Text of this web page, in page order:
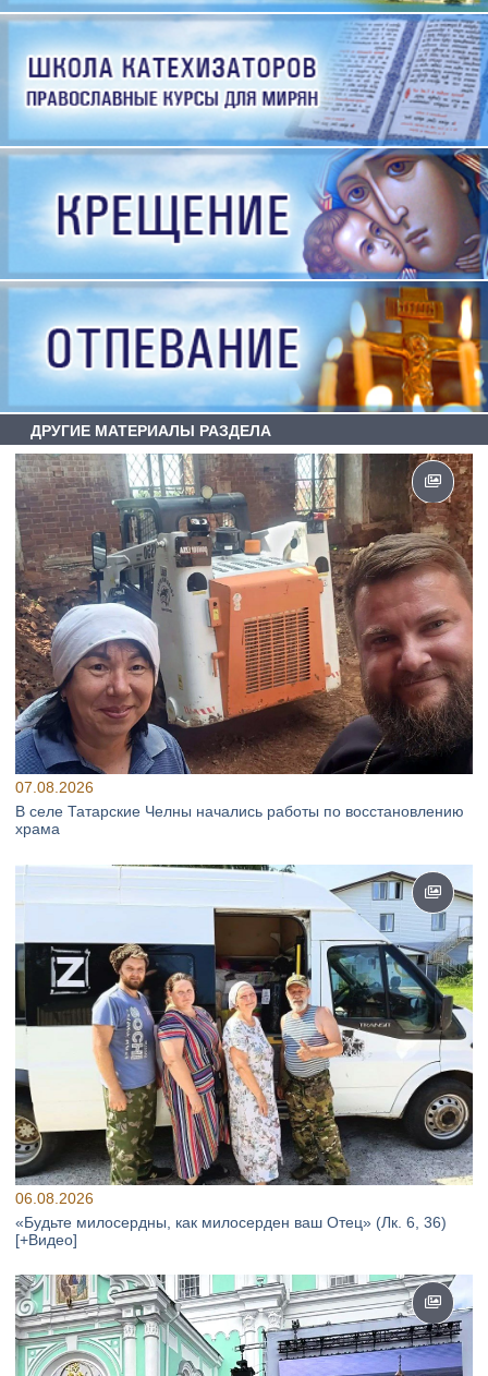
ДРУГИЕ МАТЕРИАЛЫ РАЗДЕЛА
07.08.2026
В селе Татарские Челны начались работы по восстановлению
храма
06.08.2026
«Будьте милосердны, как милосерден ваш Отец» (Лк. 6, 36)
[+Видео]